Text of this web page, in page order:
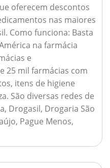
oferecem descontos
nas maiores
Como funciona: Basta
na farmácia
e
25 mil farmácias com
itens de higiene
São diversas redes de
Drogasil, Drogaria São
Pague Menos,